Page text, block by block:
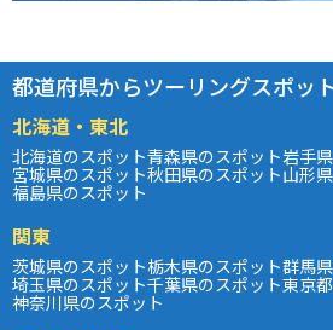
都道府県からツーリングスポッ
北海道・東北
北海道のスポット青森県のスポット岩手
宮城県のスポット秋田県のスポット山形
福島県のスポット
関東
茨城県のスポット栃木県のスポット群馬
埼玉県のスポット千葉県のスポット東京
神奈川県のスポット